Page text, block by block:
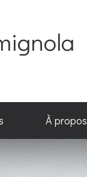
À propos